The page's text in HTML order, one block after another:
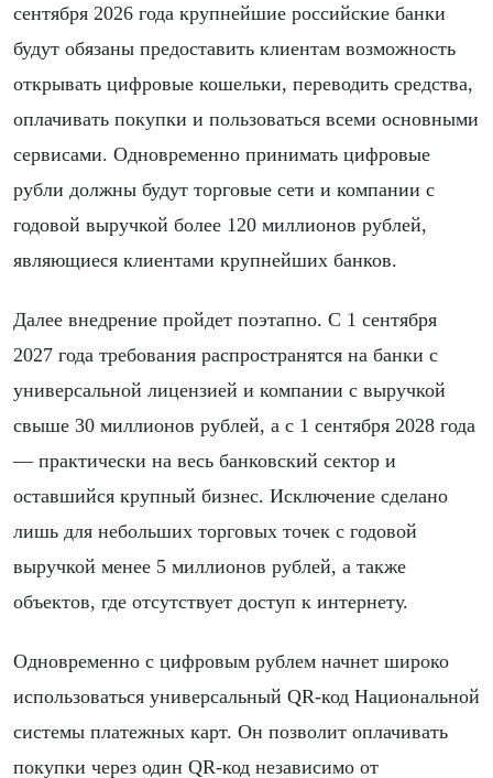
сентября 2026 года крупнейшие российские банки
будут обязаны предоставить клиентам возможность
открывать цифровые кошельки, переводить средства,
оплачивать покупки и пользоваться всеми основными
сервисами. Одновременно принимать цифровые
рубли должны будут торговые сети и компании с
годовой выручкой более 120 миллионов рублей,
являющиеся клиентами крупнейших банков.
Далее внедрение пройдет поэтапно. С 1 сентября
2027 года требования распространятся на банки с
универсальной лицензией и компании с выручкой
свыше 30 миллионов рублей, а с 1 сентября 2028 года
— практически на весь банковский сектор и
оставшийся крупный бизнес. Исключение сделано
лишь для небольших торговых точек с годовой
выручкой менее 5 миллионов рублей, а также
объектов, где отсутствует доступ к интернету.
Одновременно с цифровым рублем начнет широко
использоваться универсальный QR-код Национальной
системы платежных карт. Он позволит оплачивать
покупки через один QR-код независимо от